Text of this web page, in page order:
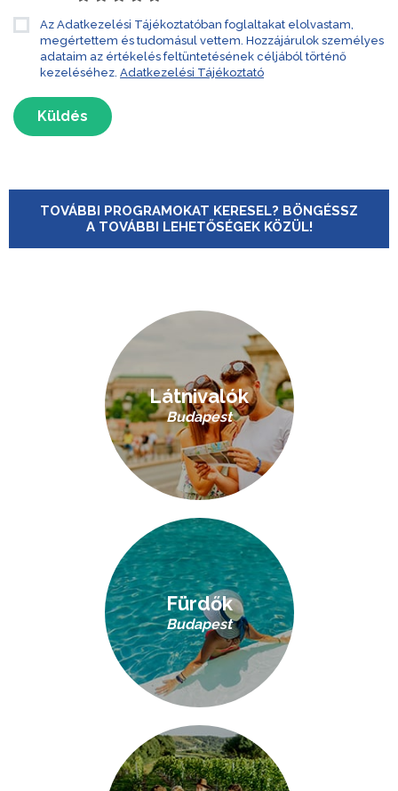
Az Adatkezelési Tájékoztatóban foglaltakat elolvastam,
megértettem és tudomásul vettem. Hozzájárulok személyes
adataim az értékelés feltüntetésének céljából történő
kezeléséhez. Adatkezelési Tájékoztató
Küldés
TOVÁBBI PROGRAMOKAT KERESEL? BÖNGÉSSZ
A TOVÁBBI LEHETŐSÉGEK KÖZÜL!
Látnivalók
Budapest
Fürdők
Budapest